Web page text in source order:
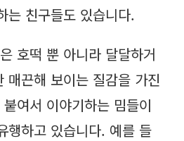
는 친구들도 있습니다.
호떡 뿐 아니라 달달하거
매끈해 보이는 질감을 가진
여서 이야기하는 밈들이
행하고 있습니다. 예를 들